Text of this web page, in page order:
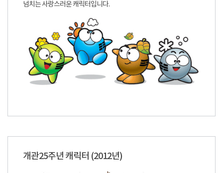
넘치는 사랑스러운 캐릭터입니다.
개관25주년 캐릭터 (2012년)